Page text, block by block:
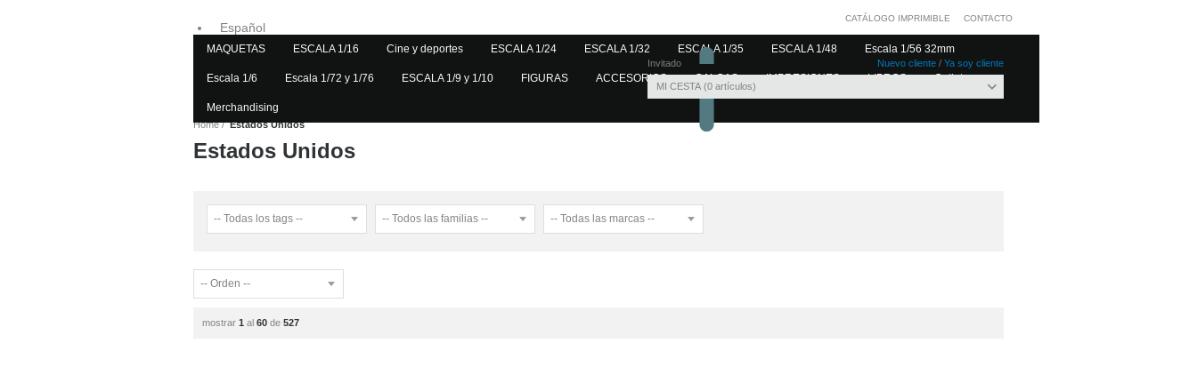
Español
Inglés Invitado Nuevo cliente / Ya soy cliente
MI CESTA 0 artículos
CATÁLOGO IMPRIMIBLE CONTACTO
MAQUETAS ESCALA 1/16 Cine y deportes ESCALA 1/24 ESCALA 1/32 ESCALA 1/35 ESCALA 1/48 Escala 1/56 32mm
Escala 1/6 Escala 1/72 y 1/76 ESCALA 1/9 y 1/10 FIGURAS ACCESORIOS CALCAS IMPRESIONES LIBROS Outlet
Merchandising
Home Estados Unidos
Estados Unidos
mostrar 1 al 60 de 527